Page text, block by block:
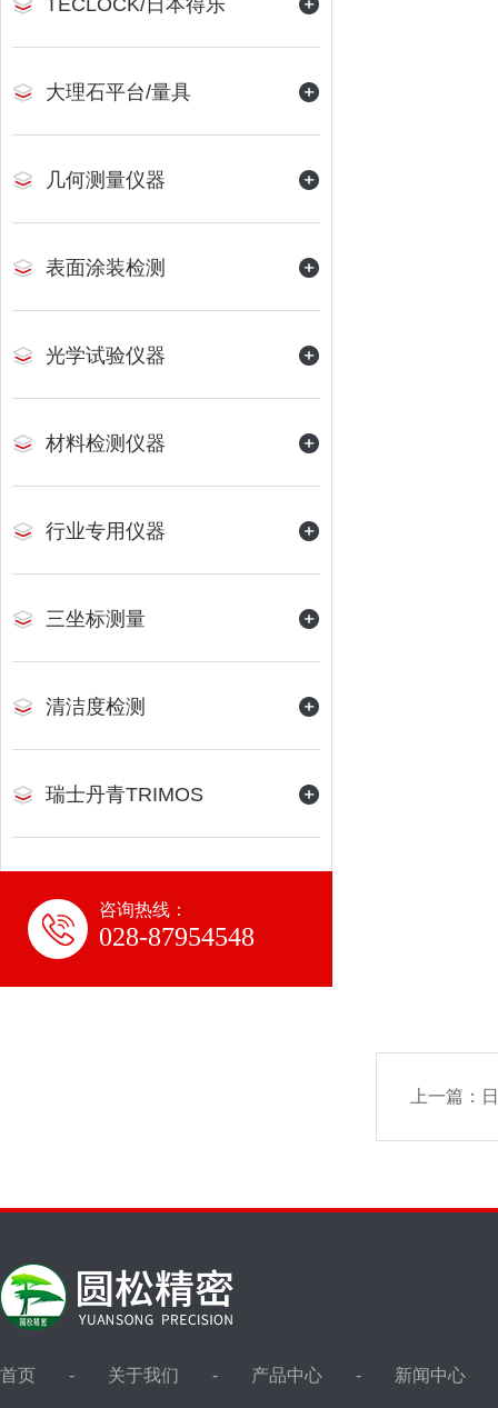
TECLOCK/日本得乐
大理石平台/量具
几何测量仪器
表面涂装检测
光学试验仪器
材料检测仪器
行业专用仪器
三坐标测量
清洁度检测
瑞士丹青TRIMOS
咨询热线：
028-87954548
上一篇：
首页 关于我们 产品中心 新闻中心